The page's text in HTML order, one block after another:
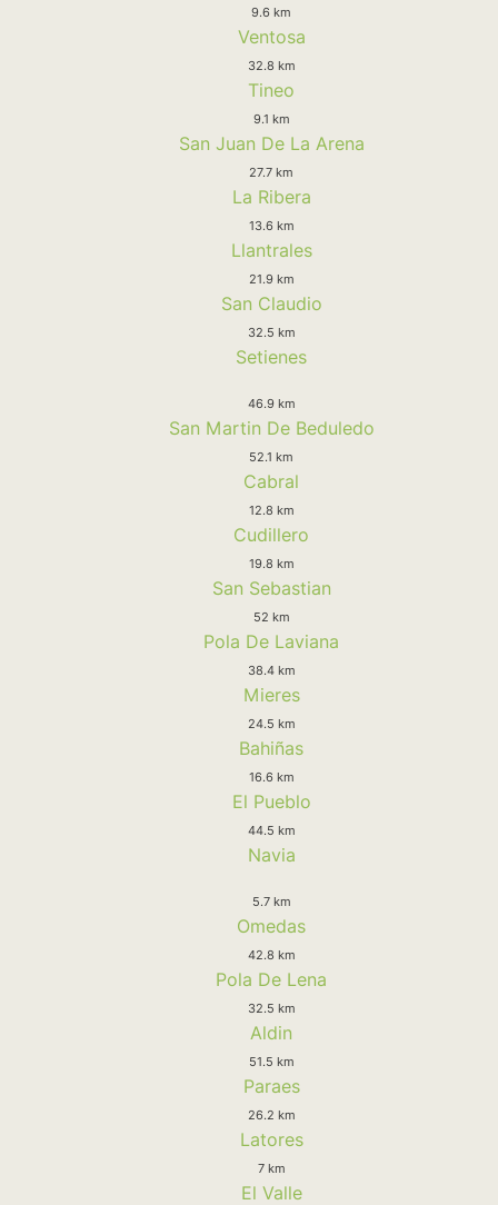
9.6 km
Ventosa
32.8 km
Tineo
9.1 km
San Juan De La Arena
27.7 km
La Ribera
13.6 km
Llantrales
21.9 km
San Claudio
32.5 km
Setienes
46.9 km
San Martin De Beduledo
52.1 km
Cabral
12.8 km
Cudillero
19.8 km
San Sebastian
52 km
Pola De Laviana
38.4 km
Mieres
24.5 km
Bahiñas
16.6 km
El Pueblo
44.5 km
Navia
5.7 km
Omedas
42.8 km
Pola De Lena
32.5 km
Aldin
51.5 km
Paraes
26.2 km
Latores
7 km
El Valle